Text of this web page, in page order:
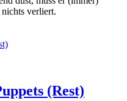
nichts verliert.
(Rest)